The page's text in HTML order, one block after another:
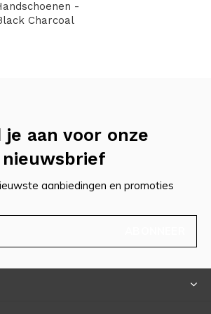
-
Charcoal
je aan voor onze
nieuwsbrief
aanbiedingen en promoties